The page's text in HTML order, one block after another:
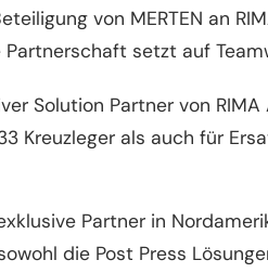
von MERTEN an
Partnerschaft setzt auf
Solution Partner von
Kreuzleger als auch für
Partner in
die Post Press